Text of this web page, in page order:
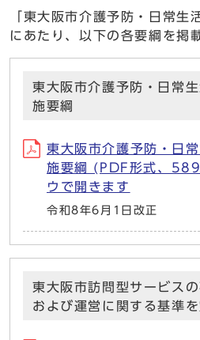
「東大阪市介護予防・日常生
にあたり、以下の各要綱を掲
東大阪市介護予防・日常
施要綱
東大阪市介護予防・日
施要綱 (PDF形式、
ウで開きます
令和8年6月1日改正
東大阪市訪問型サービス
および運営に関する基準